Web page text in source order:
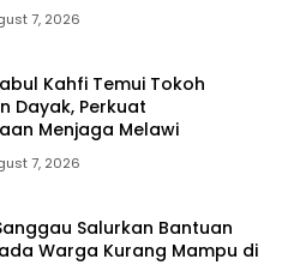
7, 2026
Kahfi Temui Tokoh
Dayak, Perkuat
Menjaga Melawi
7, 2026
Salurkan Bantuan
Warga Kurang Mampu di